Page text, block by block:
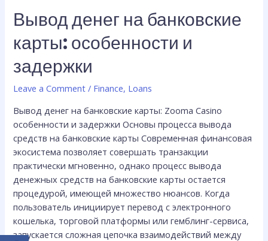
Вывод денег на банковские
карты: особенности и
задержки
Leave a Comment / Finance, Loans
Вывод денег на банковские карты: Zooma Casino
особенности и задержки Основы процесса вывода
средств на банковские карты Современная финансовая
экосистема позволяет совершать транзакции
практически мгновенно, однако процесс вывода
денежных средств на банковские карты остается
процедурой, имеющей множество нюансов. Когда
пользователь инициирует перевод с электронного
кошелька, торговой платформы или гемблинг-сервиса,
запускается сложная цепочка взаимодействий между
Вывод
денег
на
банковские
карты:
особенности
задержки